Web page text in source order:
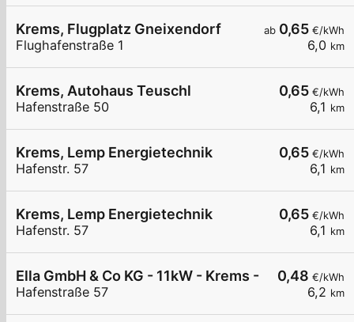
ab 0,65 €/kWh
6,0 km
Krems, Flugplatz Gneixendorf
Flughafenstraße 1
0,65 €/kWh
6,1 km
Krems, Autohaus Teuschl
Hafenstraße 50
0,65 €/kWh
6,1 km
Krems, Lemp Energietechnik
Hafenstr. 57
0,65 €/kWh
6,1 km
Krems, Lemp Energietechnik
Hafenstr. 57
0,48 €/kWh
6,2 km
Ella GmbH & Co KG - 11kW - Krems - Firma Lemp
Hafenstraße 57